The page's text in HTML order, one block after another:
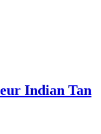
Indian Tan